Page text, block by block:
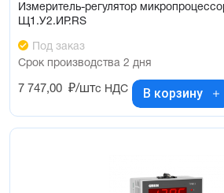
Измеритель-регулятор
Щ1.У2.ИР.RS
Под заказ
Срок производства 2 дня
7 747,00 ₽/штс НДС В корзину